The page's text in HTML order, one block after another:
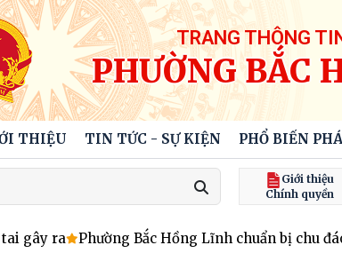
TRANG THÔNG
PHƯỜNG BẮC
THIỆU TIN TỨC - SỰ KIỆN PHỔ BIẾN
Giới thiệu
Chính quyền
gây ra Phường Bắc Hồng Lĩnh chuẩn bị chu đáo